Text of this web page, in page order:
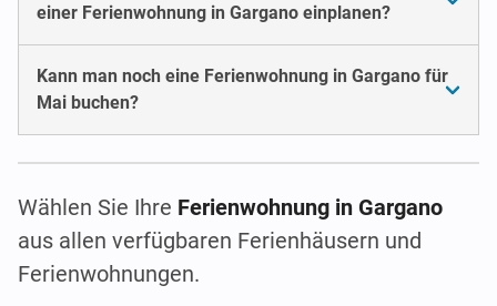
einer Ferienwohnung in Gargano einplanen?
Kann man noch eine Ferienwohnung in Gargano für
Mai buchen?
Wählen Sie Ihre Ferienwohnung in Gargano
aus allen verfügbaren Ferienhäusern und
Ferienwohnungen.